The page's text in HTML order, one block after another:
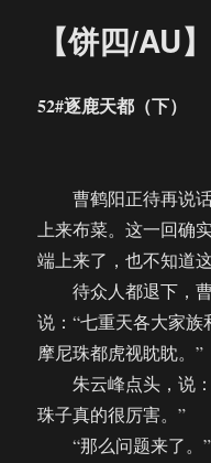
【饼四/AU
52#逐鹿天都（下）
曹鹤阳正待再说话
上来布菜。这一回确
端上来了，也不知道
待众人都退下，曹
说：“七重天各大家
摩尼珠都虎视眈眈。”
朱云峰点头，说：
珠子真的很厉害。”
“那么问题来了。”